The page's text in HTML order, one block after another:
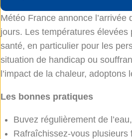
Météo France annonce
jours. Les températures
santé, en particulier pour les
situation de handicap ou
l’impact de la chaleur, adoptons
Les bonnes pratiques
Buvez régulièrement de
Rafraîchissez-vous plusieurs